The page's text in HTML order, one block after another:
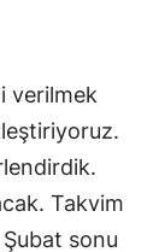
verilmek
Takvim
sonu